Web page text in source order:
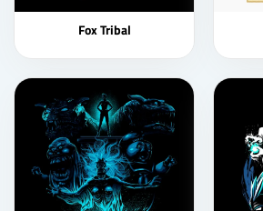
Fox Tribal